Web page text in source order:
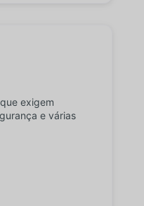
exigem
e várias